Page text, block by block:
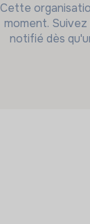
Cette
moment.
notifié dès